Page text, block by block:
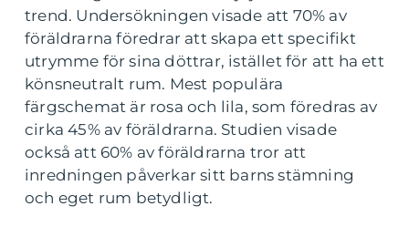
trend. Undersökningen visade att 70% av
föräldrarna föredrar att skapa ett specifikt
utrymme för sina döttrar, istället för att ha ett
könsneutralt rum. Mest populära
färgschemat är rosa och lila, som föredras av
cirka 45% av föräldrarna. Studien visade
också att 60% av föräldrarna tror att
inredningen påverkar sitt barns stämning
och eget rum betydligt.